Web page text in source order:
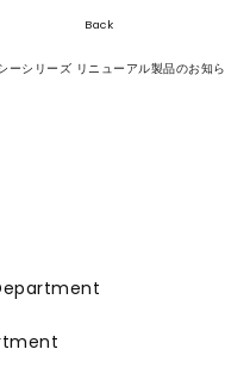
Back
ーシリーズ リニューアル製品のお知